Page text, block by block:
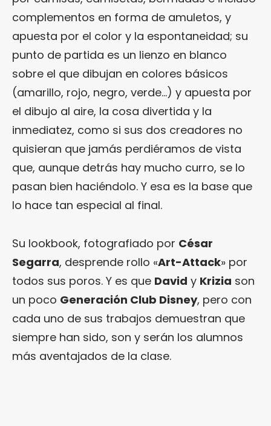
complementos en forma de amuletos, y
apuesta por el color y la espontaneidad; su
punto de partida es un lienzo en blanco
sobre el que dibujan en colores básicos
(amarillo, rojo, negro, verde…) y apuesta por
el dibujo al aire, la cosa divertida y la
inmediatez, como si sus dos creadores no
quisieran que jamás perdiéramos de vista
que, aunque detrás hay mucho curro, se lo
pasan bien haciéndolo. Y esa es la base que
lo hace tan especial al final.
Su lookbook, fotografiado por César
Segarra, desprende rollo «Art-Attack» por
todos sus poros. Y es que David y Krizia son
un poco Generación Club Disney, pero con
cada uno de sus trabajos demuestran que
siempre han sido, son y serán los alumnos
más aventajados de la clase.